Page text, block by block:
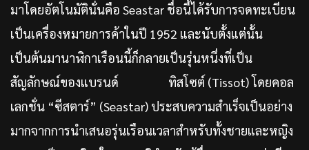
มาโดยอัตโนมัตินั่นคือ Seastar ชื่อนี้ได้รับการจดทะเบียน
เป็นเครื่องหมายการค้าในปี 1952 และนับตั้งแต่นั้น
เป็นต้นมานาฬิกาเรือนนี้ก็กลายเป็นรุ่นหนึ่งที่เป็น
สัญลักษณ์ของแบรนด์ ทิสโซต์ (Tissot) โดยคอล
เลกชั่น “ซีสตาร์” (Seastar) ประสบความสำเร็จเป็นอย่าง
มากจากการนำเสนอรุ่นเรือนเวลาสำหรับทั้งชายและหญิง